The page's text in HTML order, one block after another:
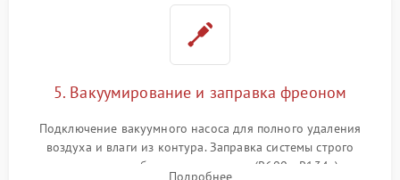
5. Вакуумирование и заправка фреоном
Подключение вакуумного насоса для полного удаления
воздуха и влаги из контура. Заправка системы строго
дозированным объемом хладагента (R600a, R134a) по